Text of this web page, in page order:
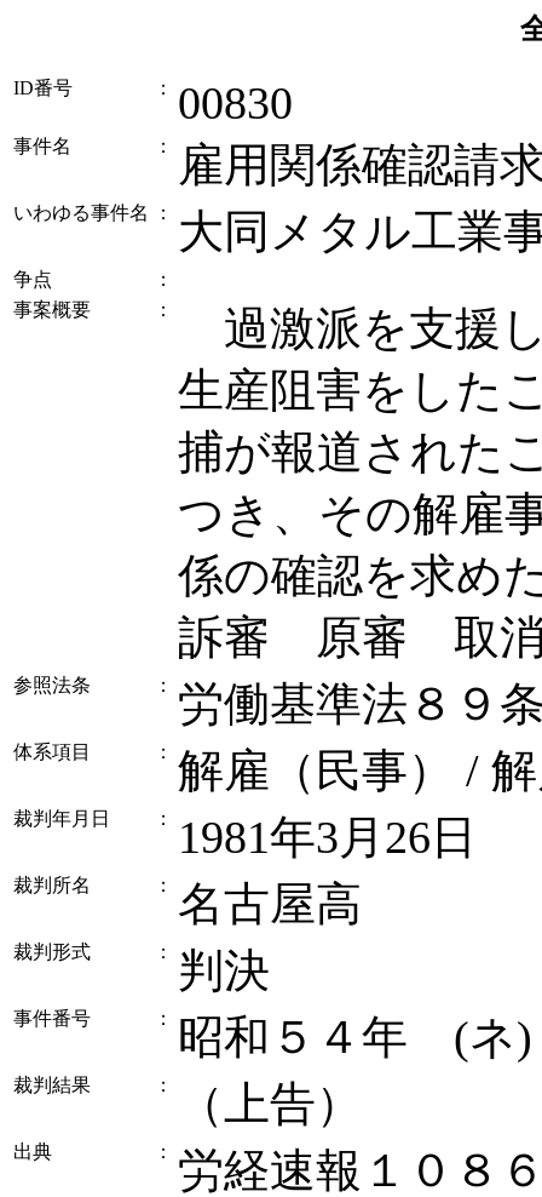
ID番号 ： 00830
事件名 ： 雇用関係確認請
いわゆる事件名 ： 大同メタル工業
争点
：
事案概要
：
過激派を支援
生産阻害をした
捕が報道された
つき、その解雇
係の確認を求め
訴審 原審 取消
参照法条 ： 労働基準法８９
体系項目 ： 解雇（民事） /
裁判年月日 ： 1981年3月26日
裁判所名 ： 名古屋高
裁判形式 ： 判決
事件番号 ： 昭和５４年 (
裁判結果 ： （上告）
出典 ： 労経速報１０８